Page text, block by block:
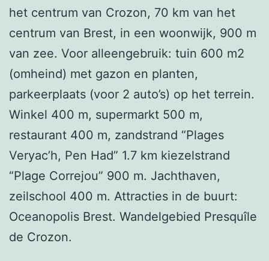
het centrum van Crozon, 70 km van het
centrum van Brest, in een woonwijk, 900 m
van zee. Voor alleengebruik: tuin 600 m2
(omheind) met gazon en planten,
parkeerplaats (voor 2 auto’s) op het terrein.
Winkel 400 m, supermarkt 500 m,
restaurant 400 m, zandstrand “Plages
Veryac’h, Pen Had” 1.7 km kiezelstrand
“Plage Correjou” 900 m. Jachthaven,
zeilschool 400 m. Attracties in de buurt:
Oceanopolis Brest. Wandelgebied Presquîle
de Crozon.